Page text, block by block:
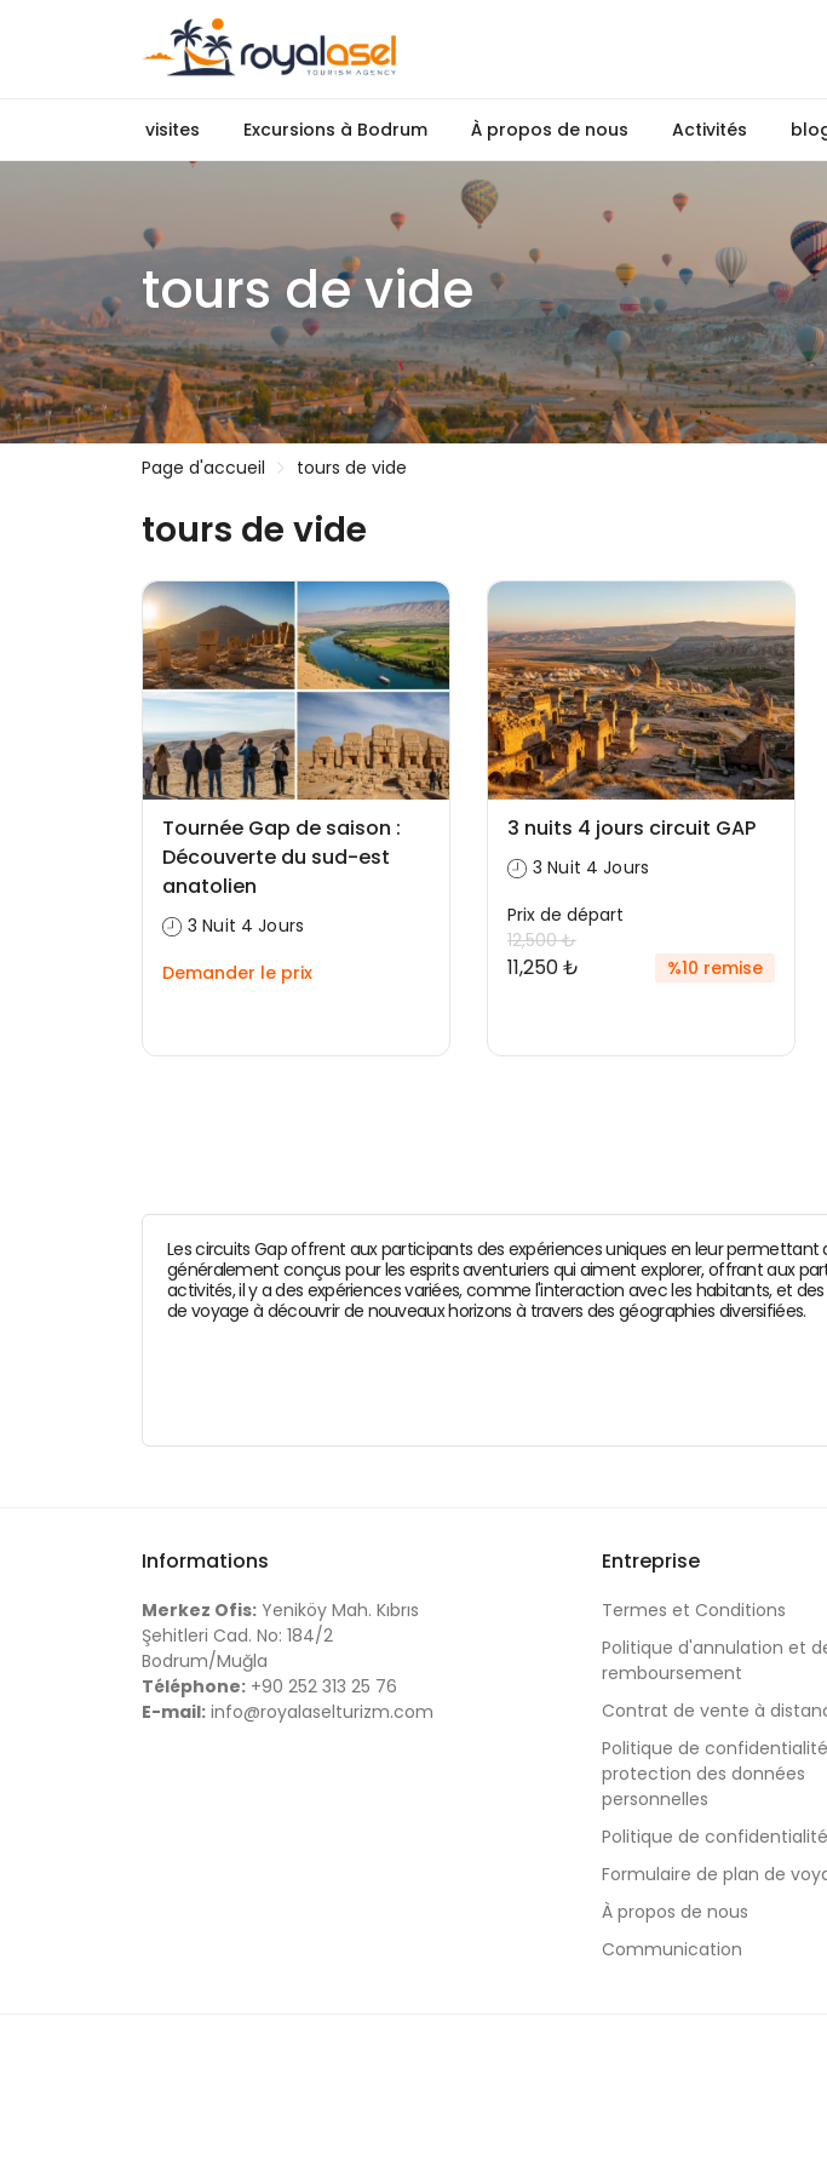
visites Excursions à Bodrum À propos de nous Activités
tours de vide
Page d'accueil tours de vide
tours de vide
Tournée Gap de saison :
Découverte du sud-est
anatolien
3 Nuit 4 Jours
Demander le prix
3 nuits 4 jours circuit GAP
3 Nuit 4 Jours
Prix ​​de départ
12,500 ₺
11,250 ₺ %10 remise
Les circuits Gap offrent aux participants des expériences uniques en leur
généralement conçus pour les esprits aventuriers qui aiment explorer, offrant aux
activités, il y a des expériences variées, comme l'interaction avec les habitants, et
de voyage à découvrir de nouveaux horizons à travers des géographies diversifiées.
Informations
Merkez Ofis: Yeniköy Mah. Kıbrıs
Şehitleri Cad. No: 184/2
Bodrum/Muğla
Téléphone: +90 252 313 25 76
E-mail: info@royalaselturizm.com
Entreprise
Termes et Conditions
Politique d'annulation et
remboursement
Contrat de vente à
Politique de
protection des données
personnelles
Politique de confidentialité
Formulaire de plan de
À propos de nous
Communication